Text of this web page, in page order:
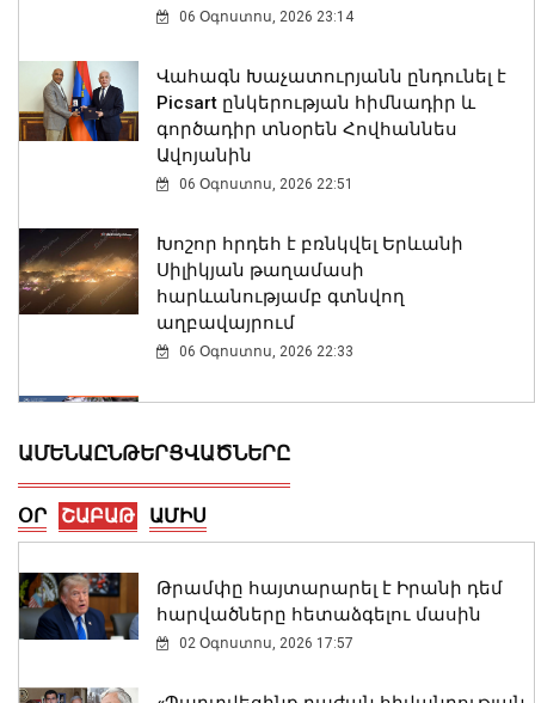
06 Օգոստոս, 2026 23:14
Վահագն Խաչատուրյանն ընդունել է
Picsart ընկերության հիմնադիր և
գործադիր տնօրեն Հովհաննես
Ավոյանին
06 Օգոստոս, 2026 22:51
Խոշոր հրդեհ է բռնկվել Երևանի
Սիլիկյան թաղամասի
հարևանությամբ գտնվող
աղբավայրում
06 Օգոստոս, 2026 22:33
արգելափակումից
06 Օգոստոս, 2026 22:09
Երևանի ավտոբուսային
երթուղիներում
06 Օգոստոս, 2026 21:47
ԱԳ փոխնախարարը Նայրոբիում
ԱՄԵՆԱԸՆԹԵՐՑՎԱԾՆԵՐԸ
ՕՐ ՇԱԲԱԹ ԱՄԻՍ
Թրամփը հայտարարել է Իրանի դեմ
հարվածները հետաձգելու մասին
02 Օգոստոս, 2026 17:57